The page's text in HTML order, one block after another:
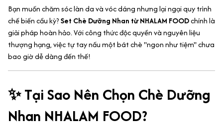
Bạn muốn chăm sóc làn da và vóc dáng nhưng lại ngại quy trình
chế biến cầu kỳ?Set Chè Dưỡng Nhan từ NHALAM FOODchính là
giải pháp hoàn hảo. Với công thức độc quyền và nguyên liệu
thượng hạng, việc tự tay nấu một bát chè "ngon như tiệm" chưa
bao giờ dễ dàng đến thế!
✨ Tại Sao Nên Chọn Chè Dưỡng
Nhan NHALAM FOOD?